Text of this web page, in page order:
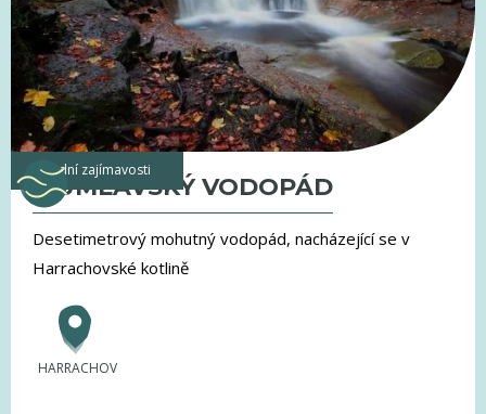
vodní zajímavosti
MUMLAVSKÝ VODOPÁD
Desetimetrový mohutný vodopád, nacházející se v
Harrachovské kotlině
HARRACHOV